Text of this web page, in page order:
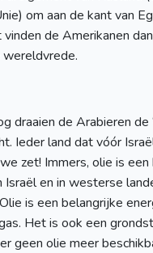
om aan de kant van
de Amerikanen
draaien de Arabieren de
Ieder land dat vóór
zet! Immers, olie is
Israël en in westerse
is een belangrijke
Het is ook een
geen olie meer